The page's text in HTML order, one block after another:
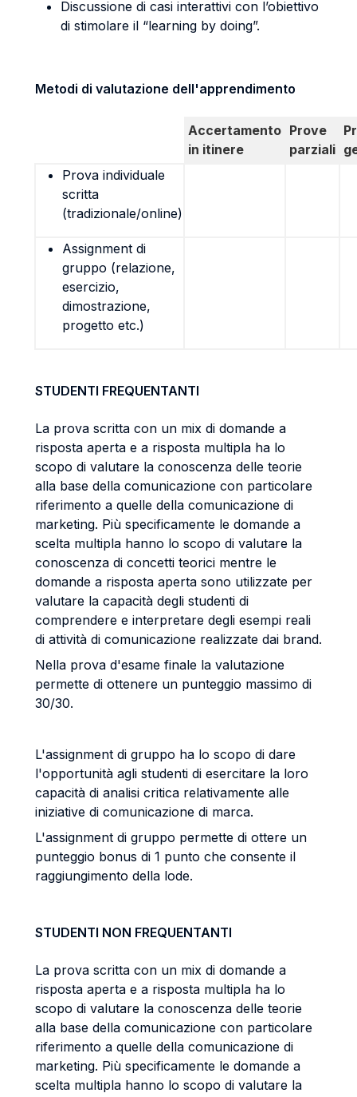
Discussione di casi interattivi con l’obiettivo
di stimolare il “learning by doing”.
Metodi di valutazione dell'apprendimento
Accertamento
in itinere
Prove
parziali
Prova individuale
scritta
(tradizionale/online)
Assignment di
gruppo (relazione,
esercizio,
dimostrazione,
progetto etc.)
STUDENTI FREQUENTANTI
La prova scritta con un mix di domande a
risposta aperta e a risposta multipla ha lo
scopo di valutare la conoscenza delle teorie
alla base della comunicazione con particolare
riferimento a quelle della comunicazione di
marketing. Più specificamente le domande a
scelta multipla hanno lo scopo di valutare la
conoscenza di concetti teorici mentre le
domande a risposta aperta sono utilizzate per
valutare la capacità degli studenti di
comprendere e interpretare degli esempi reali
di attività di comunicazione realizzate dai brand.
Nella prova d'esame finale la valutazione
permette di ottenere un punteggio massimo di
30/30.
L'assignment di gruppo ha lo scopo di dare
l'opportunità agli studenti di esercitare la loro
capacità di analisi critica relativamente alle
iniziative di comunicazione di marca.
L'assignment di gruppo permette di ottere un
punteggio bonus di 1 punto che consente il
raggiungimento della lode.
STUDENTI NON FREQUENTANTI
La prova scritta con un mix di domande a
risposta aperta e a risposta multipla ha lo
scopo di valutare la conoscenza delle teorie
alla base della comunicazione con particolare
riferimento a quelle della comunicazione di
marketing. Più specificamente le domande a
scelta multipla hanno lo scopo di valutare la